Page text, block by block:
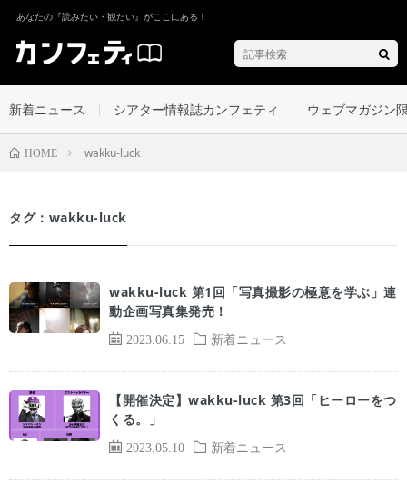
あなたの『読みたい・観たい』がここにある！
新着ニュース シアター情報誌カンフェティ ウェブマガジン
HOME wakku-luck
タグ：wakku-luck
2023.06.15 新着ニュース
wakku-luck 第1回「写真撮影の極意を学ぶ」連
動企画写真集発売！
2023.05.10 新着ニュース
【開催決定】wakku-luck 第3回「ヒーローをつ
くる。」